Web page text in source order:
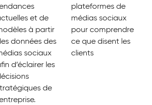
et de
à partir
données des
sociaux
d’éclairer les
de
plateformes de
médias sociaux
pour comprendre
ce que disent les
clients